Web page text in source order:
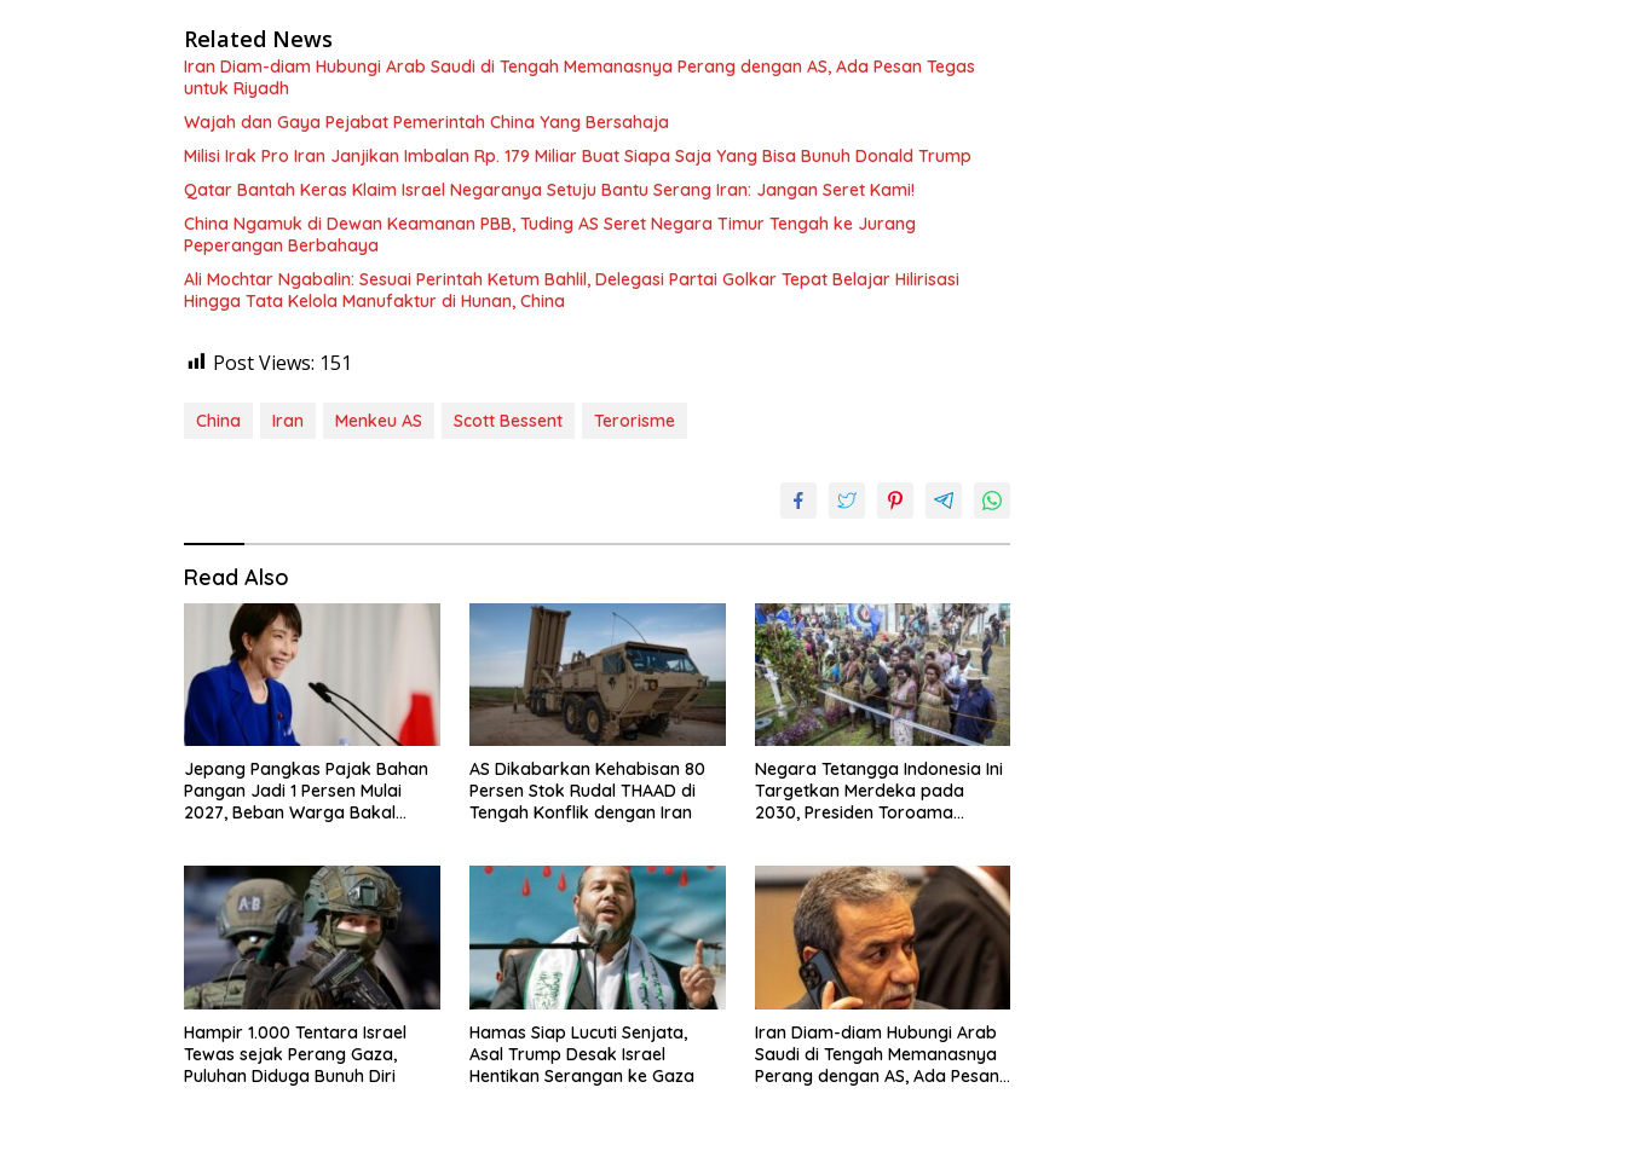
Related News
Iran Diam-diam Hubungi Arab Saudi di Tengah Memanasnya Perang dengan AS, Ada Pesan Tegas
untuk Riyadh
Wajah dan Gaya Pejabat Pemerintah China Yang Bersahaja
Milisi Irak Pro Iran Janjikan Imbalan Rp. 179 Miliar Buat Siapa Saja Yang Bisa Bunuh Donald Trump
Qatar Bantah Keras Klaim Israel Negaranya Setuju Bantu Serang Iran: Jangan Seret Kami!
China Ngamuk di Dewan Keamanan PBB, Tuding AS Seret Negara Timur Tengah ke Jurang
Peperangan Berbahaya
Ali Mochtar Ngabalin: Sesuai Perintah Ketum Bahlil, Delegasi Partai Golkar Tepat Belajar Hilirisasi
Hingga Tata Kelola Manufaktur di Hunan, China
Post Views: 151
China Iran Menkeu AS Scott Bessent Terorisme
Read Also
Jepang Pangkas Pajak Bahan
Pangan Jadi 1 Persen Mulai
2027, Beban Warga Bakal
AS Dikabarkan Kehabisan 80
Persen Stok Rudal THAAD di
Tengah Konflik dengan Iran
Negara Tetangga Indonesia Ini
Targetkan Merdeka pada
2030, Presiden Toroama
Hampir 1.000 Tentara Israel
Tewas sejak Perang Gaza,
Puluhan Diduga Bunuh Diri
Hamas Siap Lucuti Senjata,
Asal Trump Desak Israel
Hentikan Serangan ke Gaza
Iran Diam-diam Hubungi Arab
Saudi di Tengah Memanasnya
Perang dengan AS, Ada Pesan